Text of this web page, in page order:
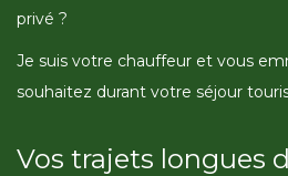
privé ?
Je suis votre chauffeur et vous
souhaitez durant votre séjour
Vos trajets longues